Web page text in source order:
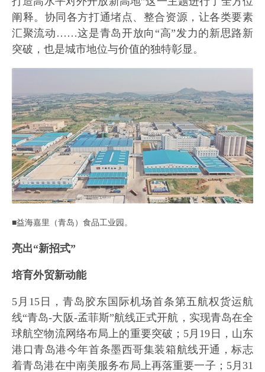
阐释。协同各方打通堵点、整合资源，让各类要素
汇聚流动……这是青岛开放向“高”发力的新思路新
突破，也是城市地位与价值的独特彰显。
■益海嘉里（青岛）食品工业园。
亮出“新招式”
培育外贸新动能
5月15日，青岛胶东国际机场首条第五航权货运航
线“青岛-大阪-孟菲斯”航线正式开航，实现青岛在全
球航空物流网络布局上的重要突破；5月19日，山东
港口青岛港今年首条墨西哥集装箱航线开通，标志
着青岛港在中南美服务布局上再落重要一子；5月31